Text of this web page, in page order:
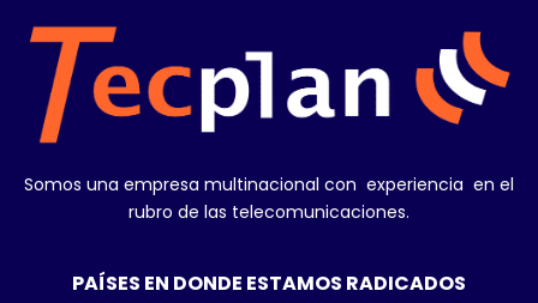
Somos una empresa multinacional con experiencia en el
rubro de las telecomunicaciones.
PAÍSES EN DONDE ESTAMOS RADICADOS